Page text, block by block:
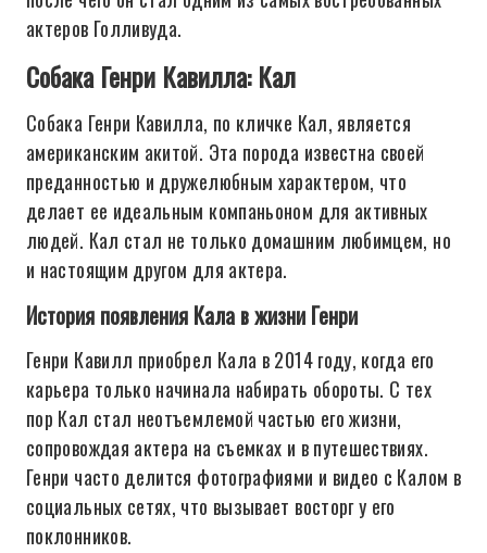
актеров Голливуда.
Собака Генри Кавилла: Кал
Собака Генри Кавилла, по кличке Кал, является
американским акитой. Эта порода известна своей
преданностью и дружелюбным характером, что
делает ее идеальным компаньоном для активных
людей. Кал стал не только домашним любимцем, но
и настоящим другом для актера.
История появления Кала в жизни Генри
Генри Кавилл приобрел Кала в 2014 году, когда его
карьера только начинала набирать обороты. С тех
пор Кал стал неотъемлемой частью его жизни,
сопровождая актера на съемках и в путешествиях.
Генри часто делится фотографиями и видео с Калом в
социальных сетях, что вызывает восторг у его
поклонников.